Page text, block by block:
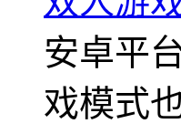
安卓平
戏模式